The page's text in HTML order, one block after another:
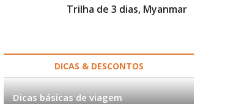
Trilha de 3 dias, Myanmar
DICAS & DESCONTOS
Dicas básicas de viagem